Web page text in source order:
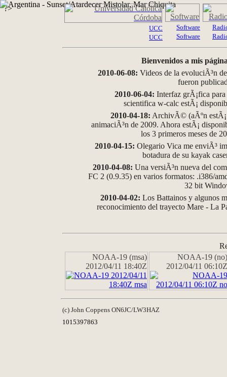
?>
UCC
UCC
Software
Software
Bienvenidos a mis
2010-06-08: Videos de la evoluciÃ³n
fueron
2010-06-04: Interfaz grÃ¡fica
scientifica w-calc estÃ¡
2010-04-18: ArchivÃ© (aÃºn
animaciÃ³n de 2009. Ahora estÃ¡
los 3 primeros meses de
2010-04-15: Olegario Vica me enviÃ³
botadura de su kayak
2010-04-08: Una versiÃ³n nueva del
FC 2 (0.9.35) en varios formatos: .i386/
32 bit
2010-04-02: Los Battainos y algunos
reconocimiento del trayecto Mare - La
NOAA-19 (msa)
2012/04/11 18:40Z
NOAA-19 (no)
2012/04/11 06:10Z
(c) John Coppens ON6JC/LW3HAZ
1015397863